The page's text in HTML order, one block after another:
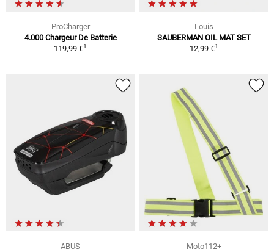
ProCharger
4.000 Chargeur De Batterie
119,99 €1
Louis
SAUBERMAN OIL MAT SET
12,99 €1
ABUS
Moto112+